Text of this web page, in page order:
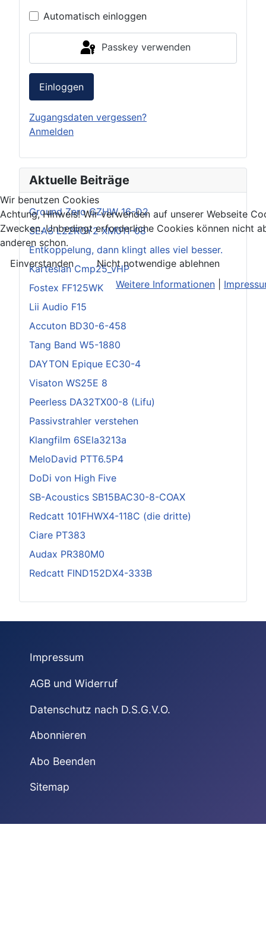
Automatisch einloggen
Passkey verwenden
Einloggen
Zugangsdaten vergessen?
Anmelden
Aktuelle Beiträge
Ground Zero GZHW 16-D2
SEAS L22ROY2 XM011-08
Entkoppelung, dann klingt alles viel besser.
Kartesian Cmp25_vHP
Fostex FF125WK
Lii Audio F15
Accuton BD30-6-458
Tang Band W5-1880
DAYTON Epique EC30-4
Visaton WS25E 8
Peerless DA32TX00-8 (Lifu)
Passivstrahler verstehen
Klangfilm 6SEla3213a
MeloDavid PTT6.5P4
DoDi von High Five
SB-Acoustics SB15BAC30-8-COAX
Redcatt 101FHWX4-118C (die dritte)
Ciare PT383
Audax PR380M0
Redcatt FIND152DX4-333B
Impressum
AGB und Widerruf
Datenschutz nach D.S.G.V.O.
Abonnieren
Abo Beenden
Sitemap
Wir benutzen Cookies
Achtung, Hinweis! Wir verwenden auf unserer Webseite
Zwecken. Unbedingt erforderliche Cookies können nicht
anderen schon.
Einverstanden
Nicht notwendige ablehnen
Weitere Informationen